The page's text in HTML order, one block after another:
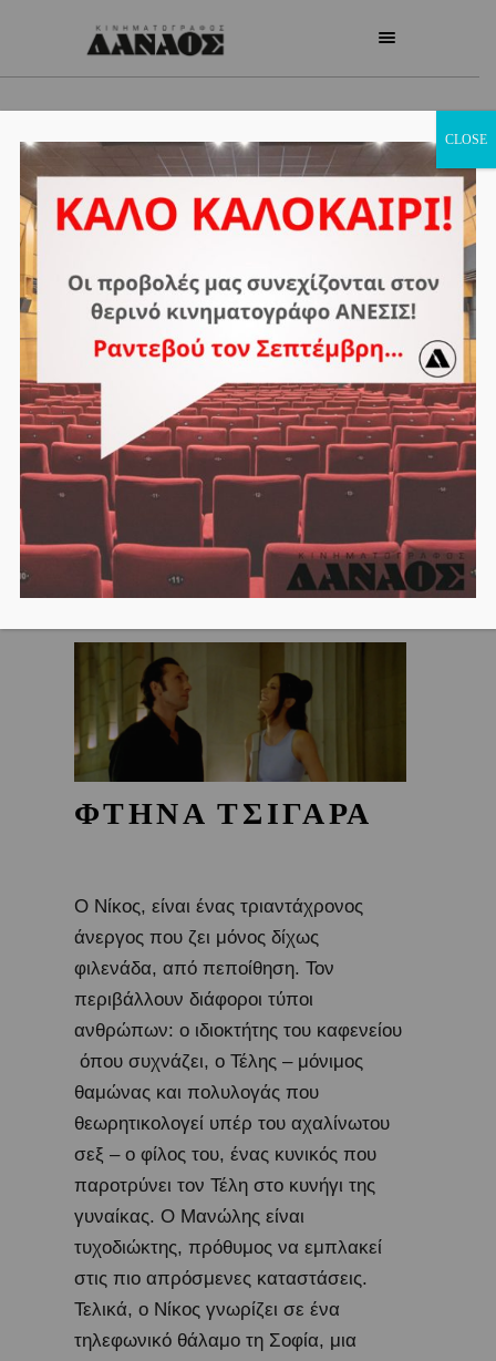
ΦΤΗΝΑ ΤΣΙΓΑΡΑ
Ο Νίκος, είναι ένας τριαντάχρονος
άνεργος που ζει μόνος δίχως
φιλενάδα, από πεποίθηση. Τον
περιβάλλουν διάφοροι τύποι
ανθρώπων: ο ιδιοκτήτης του καφενείου
όπου συχνάζει, ο Τέλης – μόνιμος
θαμώνας και πολυλογάς που
θεωρητικολογεί υπέρ του αχαλίνωτου
σεξ – ο φίλος του, ένας κυνικός που
παροτρύνει τον Τέλη στο κυνήγι της
γυναίκας. Ο Μανώλης είναι
τυχοδιώκτης, πρόθυμος να εμπλακεί
στις πιο απρόσμενες καταστάσεις.
Τελικά, ο Νίκος γνωρίζει σε ένα
τηλεφωνικό θάλαμο τη Σοφία, μια
CLOSE